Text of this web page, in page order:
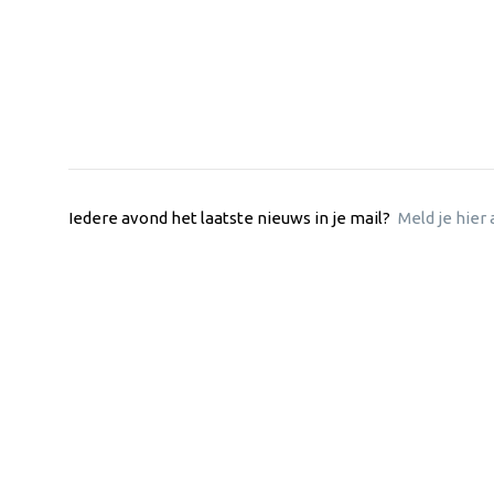
Iedere avond het laatste nieuws in je mail? Meld je hier